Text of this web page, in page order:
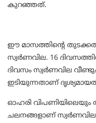
കുറഞ്ഞത്.
ഈ മാസത്തിന്റെ
സ്വര്‍ണവില. 16
ദിവസം സ്വര്‍ണവില
ഇടിയുന്നതാണ്
ഓഹരി വിപണിയിലെയും
ചലനങ്ങളാണ്